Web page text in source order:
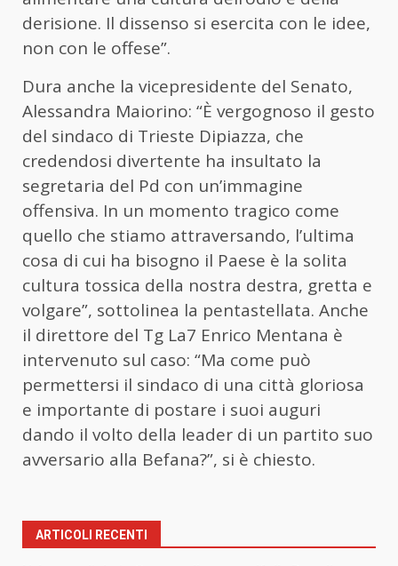
derisione. Il dissenso si esercita con le idee,
non con le offese”.
Dura anche la vicepresidente del Senato,
Alessandra Maiorino: “È vergognoso il gesto
del sindaco di Trieste Dipiazza, che
credendosi divertente ha insultato la
segretaria del Pd con un’immagine
offensiva. In un momento tragico come
quello che stiamo attraversando, l’ultima
cosa di cui ha bisogno il Paese è la solita
cultura tossica della nostra destra, gretta e
volgare”, sottolinea la pentastellata. Anche
il direttore del Tg La7 Enrico Mentana è
intervenuto sul caso: “Ma come può
permettersi il sindaco di una città gloriosa
e importante di postare i suoi auguri
dando il volto della leader di un partito suo
avversario alla Befana?”, si è chiesto.
ARTICOLI RECENTI